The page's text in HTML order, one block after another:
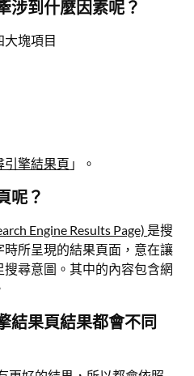
涉到什麼因素呢？
塊項目
引擎結果頁 」。
呢？
Engine Results Page) 是搜
所呈現的結果頁面，意在讓
尋意圖。其中的內容包含網
結果頁結果都會不同